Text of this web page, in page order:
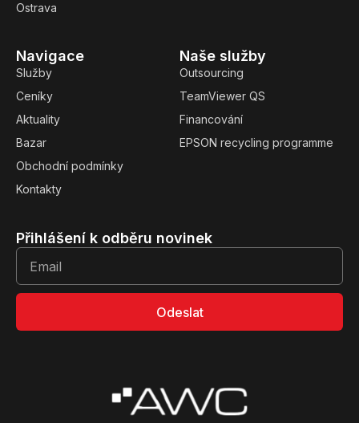
Naše služby
Outsourcing
TeamViewer QS
Financování
EPSON recycling programme
Navigace
Služby
Ceníky
Aktuality
Bazar
Obchodní podmínky
Kontakty
Ostrava
Přihlášení k odběru novinek
Odeslat